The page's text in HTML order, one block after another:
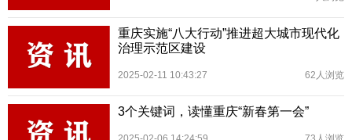
重庆实施“八大行动”推进超大城市现代化
治理示范区建设
2025-02-11 10:43:27 62人浏览
3个关键词，读懂重庆“新春第一会”